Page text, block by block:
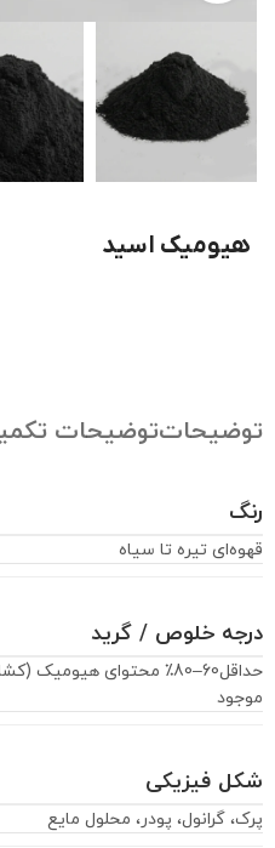
هیومیک اسید
توضیحاتتوضیحات
رنگ
قهوه‌ای تیره تا سیاه
درجه خلوص / گرید
حداقل60–80٪ محتوای
موجود
شکل فیزیکی
پرک، گرانول، پودر، محلول مایع